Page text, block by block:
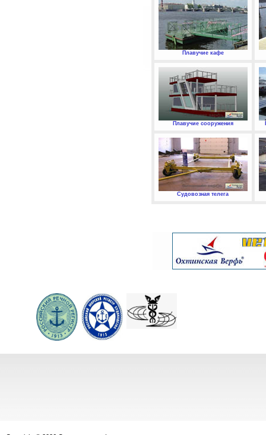
Плавучие кафе
Плавучие сооружения
Судовозная телега